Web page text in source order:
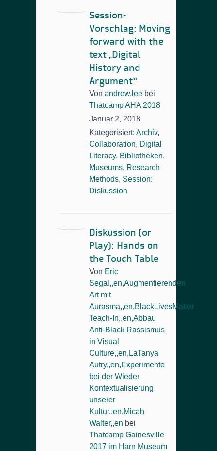
Session-
Vorschlag: Moving
forward with the
text „Digital
History and
Argument“
Von andrew.lee bei
Thatcamp AHA 2018
Januar 2, 2018
Kategorisiert: Archiv,
Collaboration, Digital
Literacy, Bibliotheken,
Museums, Research
Methods, Session:
Diskussion
Diskussion (or
Play): Hands on
the Touch Table
Von Eric
Segal,,en,Augmentierenden
Art mit
Aurasma,,en,BlackLivesMatter
Teach-In,,en,Abbau
Anti-Black Rassismus
in Visual
Culture,,en,LaTanya
Autry,,en,Experimente
bei der Wieder
Kontextualisierung
unserer
Kultur,,en,Micah
Walter,,en bei
Thatcamp Gainesville
2017 im Harn Museum